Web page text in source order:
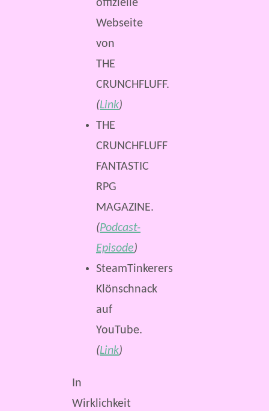
offizielle
Webseite
von
THE
CRUNCHFLUFF.
(Link)
THE
CRUNCHFLUFF
FANTASTIC
RPG
MAGAZINE.
(Podcast-
Episode)
SteamTinkerers
Klönschnack
auf
YouTube.
(Link)
In
Wirklichkeit